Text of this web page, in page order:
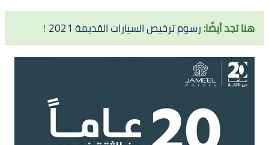
هنا تجد أيضًا:رسوم ترخيص السيارات القديمة 2021 !